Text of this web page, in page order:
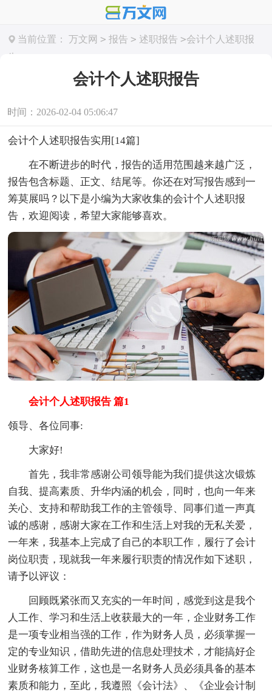
当前位置： 万文网 > 报告 > 述职报告 >会计个人述职报
告
会计个人述职报告
时间：2026-02-04 05:06:47
会计个人述职报告实用[14篇]
在不断进步的时代，报告的适用范围越来越广泛，
报告包含标题、正文、结尾等。你还在对写报告感到一
筹莫展吗？以下是小编为大家收集的会计个人述职报
告，欢迎阅读，希望大家能够喜欢。
会计个人述职报告 篇1
领导、各位同事:
大家好!
首先，我非常感谢公司领导能为我们提供这次锻炼
自我、提高素质、升华内涵的机会，同时，也向一年来
关心、支持和帮助我工作的主管领导、同事们道一声真
诚的感谢，感谢大家在工作和生活上对我的无私关爱，
一年来，我基本上完成了自己的本职工作，履行了会计
岗位职责，现就我一年来履行职责的情况作如下述职，
请予以评议：
回顾既紧张而又充实的一年时间，感觉到这是我个
人工作、学习和生活上收获最大的一年，企业财务工作
是一项专业相当强的工作，作为财务人员，必须掌握一
定的专业知识，借助先进的信息处理技术，才能搞好企
业财务核算工作，这也是一名财务人员必须具备的基本
素质和能力，至此，我遵照《会计法》、《企业会计制